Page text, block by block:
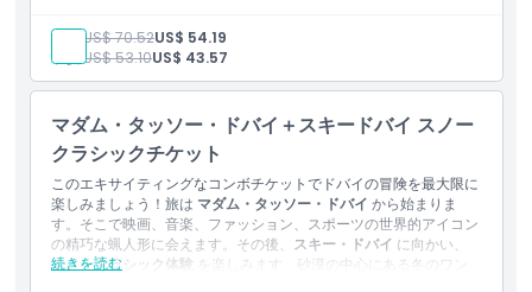
い。このお得なコンボチケットは、ドバイでのエンターテインメン
トと息をのむような観光の完璧な組み合わせを提供します！
含まれるもの
マダム・タッソー・ドバイの入場チケット
入場チケット ：ザ・ビュー・アット・ザ・パーム（非プライム
時間帯）
マダム・タッソー・ドバイの全スタンダードゾーンと体験への
アクセス
ザ・ビュー・アット・ザ・パームのレベル52の展望デッキへ
のアクセス
大人: US$ 70.52US$ 54.19
子供: US$ 53.10US$ 43.57
マダム・タッソー・ドバイ＋スキードバイ スノー
クラシックチケット
このエキサイティングなコンボチケットでドバイの冒険を最大限に
楽しみましょう！旅は マダム・タッソー・ドバイ から始まりま
す。そこで映画、音楽、ファッション、スポーツの世界的アイコン
の精巧な蝋人形に会えます。その後、 スキー・ドバイ に向かい、
スノークラシック体験 を楽しみます。砂漠の中心にある冬のワン
続きを読む